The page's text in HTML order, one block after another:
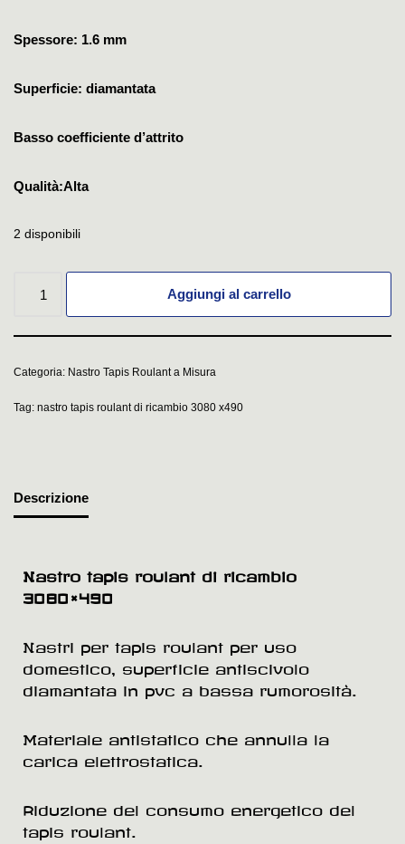
Spessore: 1.6 mm
Superficie: diamantata
Basso coefficiente d’attrito
Qualità:Alta
2 disponibili
Aggiungi al carrello
Categoria: Nastro Tapis Roulant a Misura
Tag: nastro tapis roulant di ricambio 3080 x490
Descrizione
Nastro tapis roulant di ricambio
3080×490
Nastri per tapis roulant per uso
domestico, superficie antiscivolo
diamantata in pvc a bassa rumorosità.
Materiale antistatico che annulla la
carica elettrostatica.
Riduzione del consumo energetico del
tapis roulant.